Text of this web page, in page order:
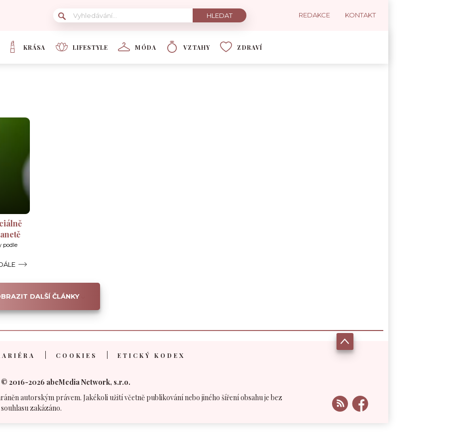
REDAKCE KONTAKT
KRÁSA LIFESTYLE MÓDA VZTAHY ZDRAVÍ
podle
DALŠÍ ČLÁNKY
COOKIES ETICKÝ KODEX
2016-2026 abcMedia Network, s.r.o.
autorským právem. Jakékoli užití včetně publikování nebo jiného šíření obsahu je bez
zakázáno.